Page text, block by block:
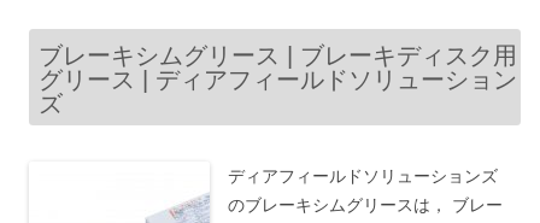
ブレーキシムグリース | ブレーキディスク用
グリース | ディアフィールドソリューション
ズ
ディアフィールドソリューションズ
のブレーキシムグリースは， ブレー